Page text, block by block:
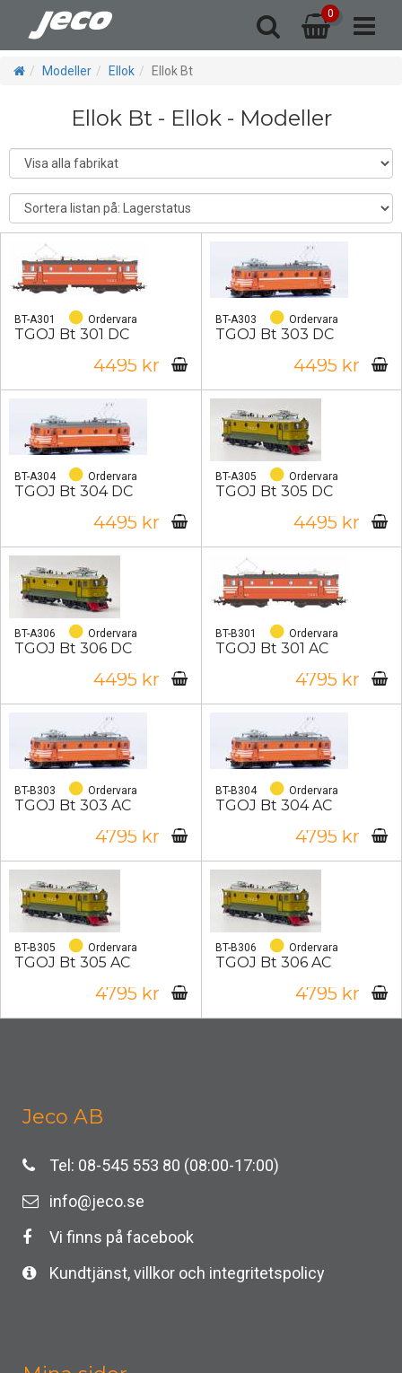
0
Modeller
Tillbaka
Ånglok
Ellok
Diesellok
- Bussar
Vagnar
Tillbaka
Godsvagnar
Byggdelar
Tillbaka
Byggdelar
u-reden
skyltar
svänghjul
Underreden
Tillbaka
Isolatorer
Delar Jeco
Delar NMJ
Hjul-Boggier
Buffertar
Dioder
El-Digital
Tillbaka
Digital
Signaler
& växlar
Tillbaka
Code75
Stoppbockar
Landskap
Tillbaka
hus
Resinhus
Modeller Ellok Ellok Bt
Ellok Bt - Ellok - Modeller
BT-A301 Ordervara
TGOJ Bt 301 DC
4495 kr
BT-A303 Ordervara
TGOJ Bt 303 DC
4495 kr
BT-A304 Ordervara
TGOJ Bt 304 DC
4495 kr
BT-A305 Ordervara
TGOJ Bt 305 DC
4495 kr
BT-A306 Ordervara
TGOJ Bt 306 DC
4495 kr
BT-B301 Ordervara
TGOJ Bt 301 AC
4795 kr
BT-B303 Ordervara
TGOJ Bt 303 AC
4795 kr
BT-B304 Ordervara
TGOJ Bt 304 AC
4795 kr
BT-B305 Ordervara
TGOJ Bt 305 AC
4795 kr
BT-B306 Ordervara
TGOJ Bt 306 AC
4795 kr
Jeco AB
Tel: 08-545 553 80 (08:00-17:00)
info@jeco.se
Vi finns på facebook
Kundtjänst, villkor och integritetspolicy